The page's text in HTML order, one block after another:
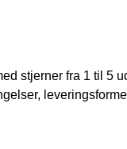
stjerner fra 1 til 5